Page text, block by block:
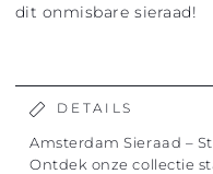
dit onmisbare sieraad!
DETAILS
Amsterdam Sieraad –
Ontdek onze collectie